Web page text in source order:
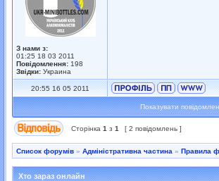
З нами з:
01:25 18 03 2011
Повідомлення: 198
Звідки: Украина
20:55 16 05 2011
Показувати
Сторінка 1 з 1 [ 2 повідомлень ]
Список форумів » Адміністративна частина » Правила
Хто зараз онлайн